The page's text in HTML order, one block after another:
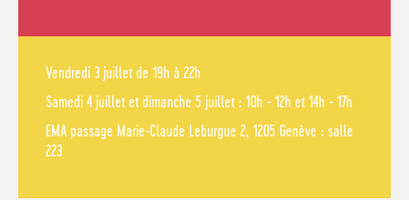
Vendredi 3 juillet de 19h à 22h
Samedi 4 juillet et dimanche 5 juillet : 10h - 12h et 14h - 17h
EMA passage Marie-Claude Leburgue 2, 1205 Genève : salle
223